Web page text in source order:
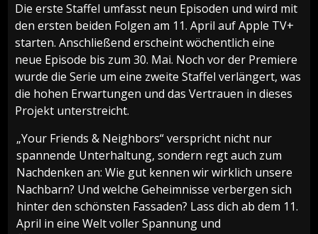
Die erste Staffel umfasst neun Episoden und wird mit
den ersten beiden Folgen am 11. April auf Apple TV+
starten. Anschließend erscheint wöchentlich eine
neue Episode bis zum 30. Mai. Noch vor der Premiere
wurde die Serie um eine zweite Staffel verlängert, was
die hohen Erwartungen und das Vertrauen in dieses
Projekt unterstreicht.
„Your Friends & Neighbors“ verspricht nicht nur
spannende Unterhaltung, sondern regt auch zum
Nachdenken an: Wie gut kennen wir wirklich unsere
Nachbarn? Und welche Geheimnisse verbergen sich
hinter den schönsten Fassaden? Lass dich ab dem 11.
April in eine Welt voller Spannung und